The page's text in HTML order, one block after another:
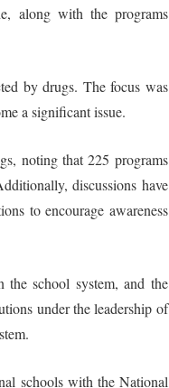
along with the programs
by drugs. The focus was
a significant issue.
noting that 225 programs
discussions have
to encourage awareness
school system, and the
under the leadership of
schools with the National